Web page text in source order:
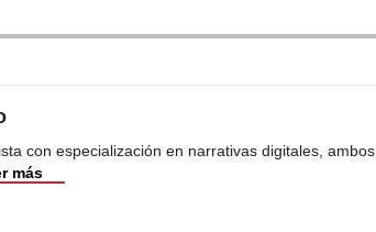
con especialización en narrativas digitales, ambos
más